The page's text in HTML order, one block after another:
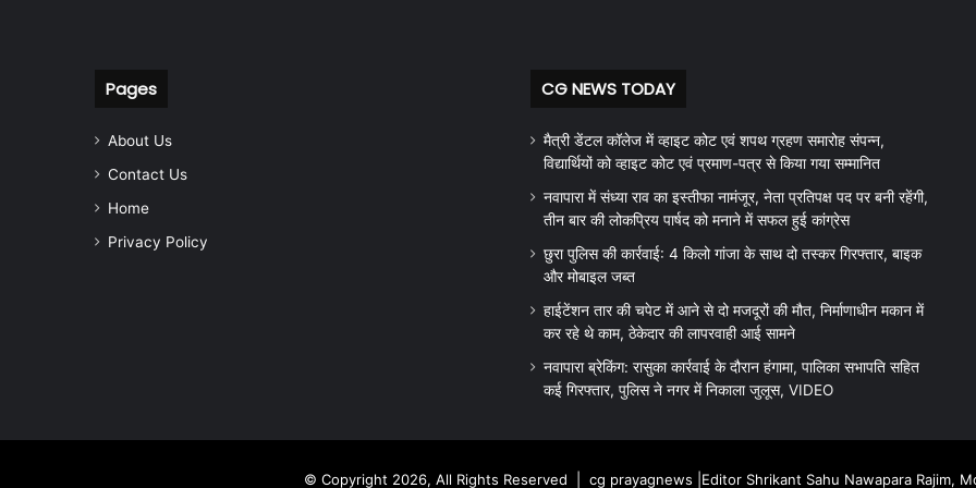
Pages
About Us
Contact Us
Home
Privacy Policy
CG NEWS TODAY
मैत्री डेंटल कॉलेज में व्हाइट कोट एवं शपथ ग्रहण समारोह संपन्न,
विद्यार्थियों को व्हाइट कोट एवं प्रमाण-पत्र से किया गया सम्मानित
नवापारा में संध्या राव का इस्तीफा नामंजूर, नेता प्रतिपक्ष पद पर बनी रहेंगी,
तीन बार की लोकप्रिय पार्षद को मनाने में सफल हुई कांग्रेस
छुरा पुलिस की कार्रवाई: 4 किलो गांजा के साथ दो तस्कर गिरफ्तार, बाइक
और मोबाइल जब्त
हाईटेंशन तार की चपेट में आने से दो मजदूरों की मौत, निर्माणाधीन मकान में
कर रहे थे काम, ठेकेदार की लापरवाही आई सामने
नवापारा ब्रेकिंग: रासुका कार्रवाई के दौरान हंगामा, पालिका सभापति सहित
कई गिरफ्तार, पुलिस ने नगर में निकाला जुलूस, VIDEO
© Copyright 2026, All Rights Reserved | cg prayagnews |Editor Shrikant Sahu Nawapara Rajim,